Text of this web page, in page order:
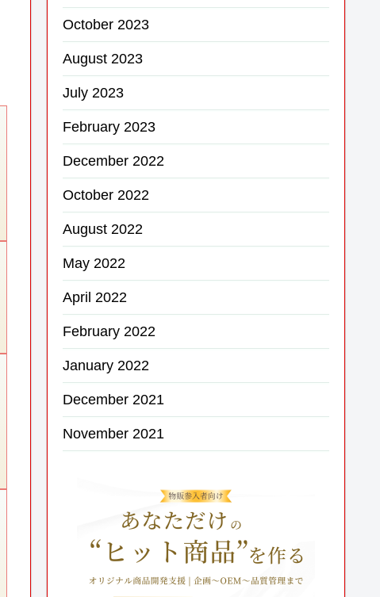
October 2023
August 2023
July 2023
February 2023
December 2022
October 2022
August 2022
May 2022
April 2022
February 2022
January 2022
December 2021
November 2021